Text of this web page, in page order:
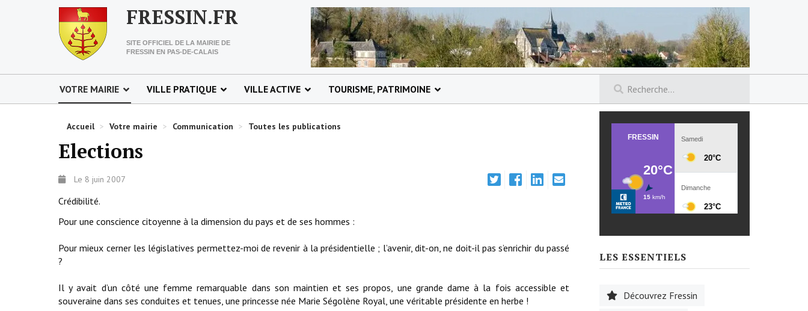
FRESSIN.FR
SITE OFFICIEL DE LA MAIRIE DE
FRESSIN EN PAS-DE-CALAIS
VOTRE MAIRIE VILLE PRATIQUE VILLE ACTIVE TOURISME, PATRIMOINE
Accueil > Votre mairie > Communication > Toutes les publications
Elections
Le 8 juin 2007
Crédibilité.
Pour une conscience citoyenne à la dimension du pays et de ses hommes :
Pour mieux cerner les législatives permettez-moi de revenir à la présidentielle ; l’avenir, dit-on, ne doit-il pas s’enrichir du passé
?
Il y avait d’un côté une femme remarquable dans son maintien et ses propos, une grande dame à la fois accessible et
souveraine dans ses conduites et tenues, une princesse née Marie Ségolène Royal, une véritable présidente en herbe !
LES ESSENTIELS
Découvrez Fressin